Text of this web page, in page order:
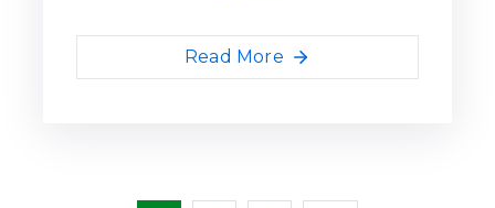
Read More